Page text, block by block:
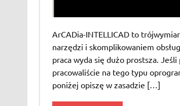
ArCADia-INTELLICAD to
narzędzi i skomplikowaniem
praca wyda się dużo prostsza.
pracowaliście na tego typu
poniżej opiszę w zasadzie […]